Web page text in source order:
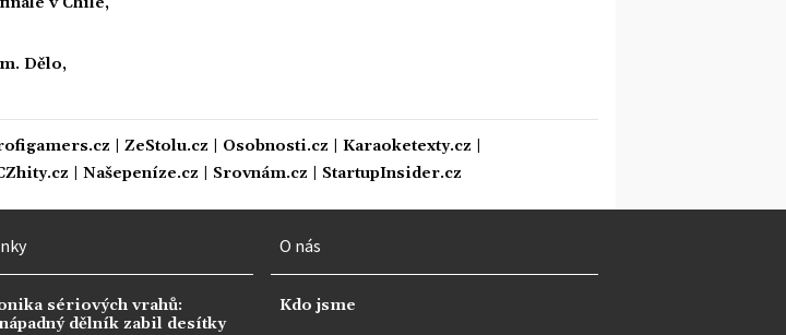
Dělo,
ZeStolu.cz Osobnosti.cz Karaoketexty.cz
Našepeníze.cz Srovnám.cz StartupInsider.cz
sériových vrahů:
dělník zabil desítky
O nás
Kdo jsme